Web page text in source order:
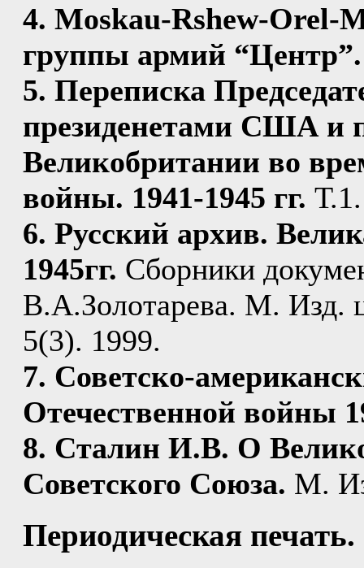
4. Moskau-Rshew-Orel-
группы армий “Центр”.
5. Переписка
президенетами США и
Великобритании во
войны. 1941-1945 гг.
6. Русский архив.
1945гг. Сборники
В.А.Золотарева. М. Изд.
5(3). 1999.
7. Советско-
Отечественной войны
8. Сталин И.В. О
Советского Союза. М.
Периодическая печать.